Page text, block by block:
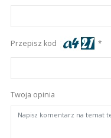
Przepisz kod
Twoja opinia